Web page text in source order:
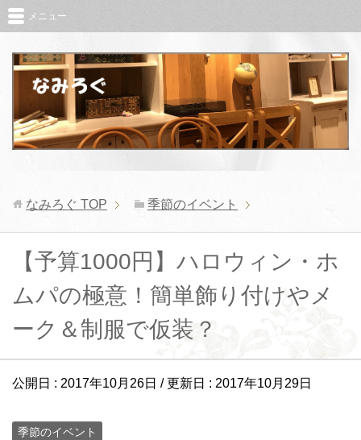
メニュー
なみろぐ TOP 季節のイベント
【予算1000円】ハロウィン・ホ
ムパの極意！簡単飾り付けやメ
ーク＆制服で仮装？
公開日 : 2017年10月26日 / 更新日 : 2017年10月29日
季節のイベント